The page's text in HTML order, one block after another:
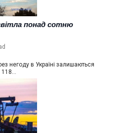
понад сотню
негоду в Україні залишаються
118…